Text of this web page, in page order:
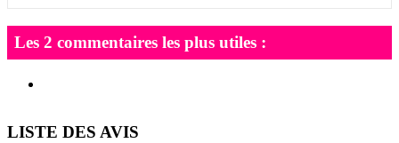
Les 2 commentaires les plus utiles :
LISTE DES AVIS